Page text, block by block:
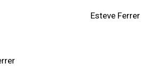
Esteve Ferrer